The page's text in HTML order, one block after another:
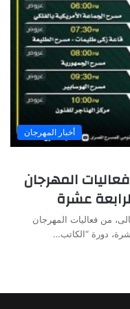
أخبار المهرجان
المهرجان
عشرة
الثلاثاء 28 سبتمبر الحالى، من فعاليات المهرجان
دورة “الكاتب…